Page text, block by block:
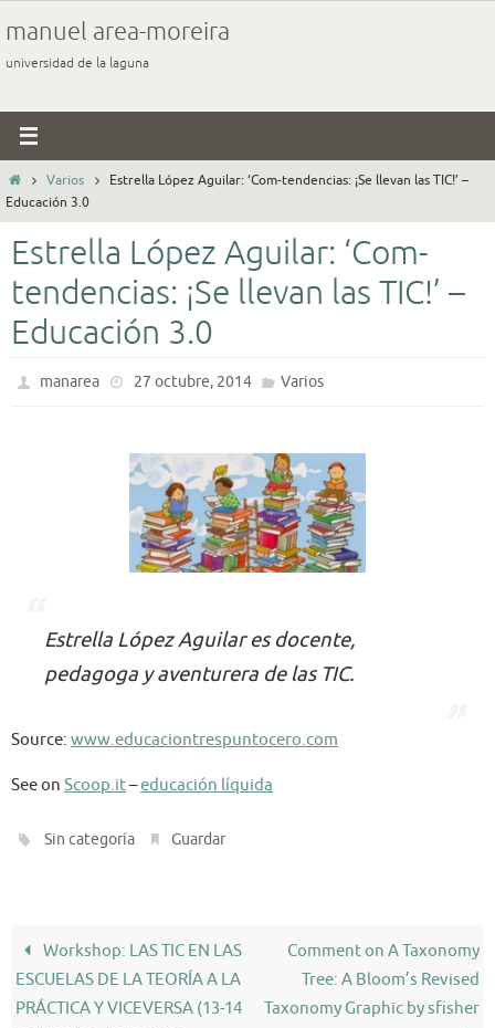
al
contenido
manuel area-moreira
universidad de la laguna
InicioVarios
Estrella López Aguilar: ‘Com-tendencias: ¡Se llevan las TIC!’ –
Educación 3.0
Estrella López Aguilar: ‘Com-
tendencias: ¡Se llevan las TIC!’ –
Educación 3.0
manarea 27 octubre, 2014 Varios
Estrella López Aguilar es docente,
pedagoga y aventurera de las TIC.
Source: www.educaciontrespuntocero.com
See on Scoop.it–educación líquida
Sin categoría Guardar
Workshop: LAS TIC EN LAS
ESCUELAS DE LA TEORÍA A LA
PRÁCTICA Y VICEVERSA (13-14
Comment on A Taxonomy
Tree: A Bloom’s Revised
Taxonomy Graphic by sfisher